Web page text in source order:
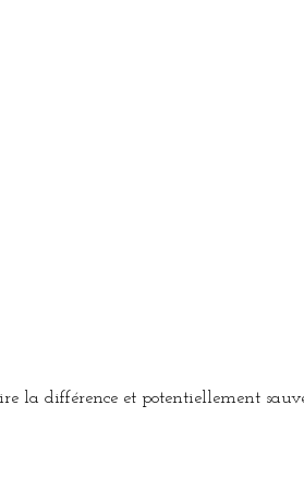
la différence et potentiellement